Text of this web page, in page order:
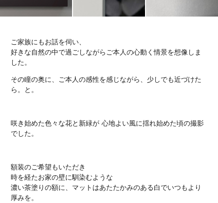
ご家族にもお話を伺い、
好きな自然の中で過ごしながらご本人の心動く情景を想像しま
した。
その瞳の奥に、ご本人の感性を感じながら、 少しでも近づけた
ら。と。
咲き始めた色々な花と新緑が心地よい風に揺れ始めた頃の撮影
でした。
額装のご希望もいただき
時を経たお家の壁に馴染むような
濃い茶塗りの額に、マットはあたたかみのある白でいつもより
厚みを。